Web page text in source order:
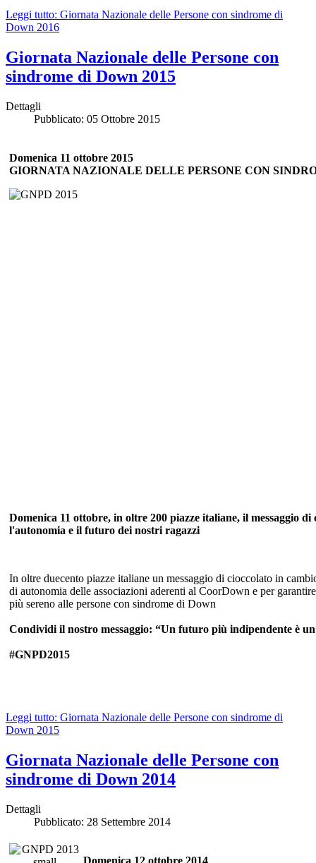
Leggi tutto: Giornata Nazionale delle Persone con sindrome di
Down 2016
Giornata Nazionale delle Persone con
sindrome di Down 2015
Dettagli
Pubblicato: 05 Ottobre 2015
Domenica 11 ottobre 2015
GIORNATA NAZIONALE DELLE PERSONE CON
Domenica 11 ottobre, in oltre 200 piazze italiane, il messaggio
l'autonomia e il futuro dei nostri ragazzi
In oltre duecento piazze italiane un messaggio di cioccolato in
di autonomia delle associazioni aderenti al CoorDown e per
più sereno alle persone con sindrome di Down
Condividi il nostro messaggio: “Un futuro più indipendente è
#GNPD2015
Leggi tutto: Giornata Nazionale delle Persone con sindrome di
Down 2015
Giornata Nazionale delle Persone con
sindrome di Down 2014
Dettagli
Pubblicato: 28 Settembre 2014
Domenica 12 ottobre 2014